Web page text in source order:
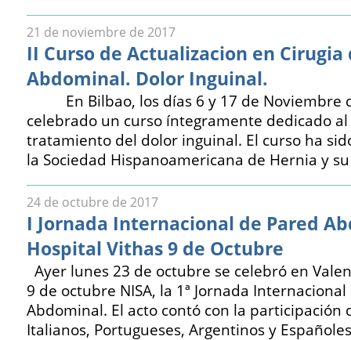
21 de noviembre de 2017
II Curso de Actualizacion en Cirugia
Abdominal. Dolor Inguinal.
En Bilbao, los días 6 y 17 de Noviembre
celebrado un curso íntegramente dedicado
tratamiento del dolor inguinal. El curso ha
la Sociedad Hispanoamericana de Hernia y
24 de octubre de 2017
I Jornada Internacional de Pared
Hospital Vithas 9 de Octubre
Ayer lunes 23 de octubre se celebró en
9 de octubre NISA, la 1ª Jornada
Abdominal. El acto contó con la participación
Italianos, Portugueses, Argentinos y